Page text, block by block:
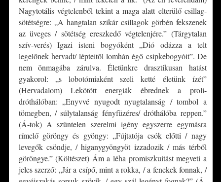
Nagytotális végtelenből tekint a maga alatt elterülő csillag-
sötétségre: „A hangtalan szikár csillagok görbén fekszenek
az üveges / sötétség ereszkedő végtelenjére.” (Tárgytalan
szív-verés) Igazi isteni bogyóként „Dió odázza a telt
legelőnek hervadt/ lépteitől lomhán égő csipkebogyóit”. De
nem önmagába zárulva. Életünkre drasztikusan hatást
gyakorol: „s lobotómiaként szeli ketté életünk ízét”
(Hervadalom) Lekötött energiák ébrednek a proli-
dróthálóban: „Enyvvé nyugodt nyugtalanság / tombol a
tömegben, / súlytalanság fényfüzéres/ dróthálóba reppen.”
(Á-tok) A szüntelen szerelmi igény egyszerre egymásra
rímelő göröngy és gyöngy: „Fújtatója csók előtti / nagy
levegők csöndje, / higanygyöngyöt izzadozik / más térből
göröngye.” (Költészet) Ám a léha promiszkuitást megveti a
jeles szerző: „Jár a csípő, mint a rokka, / a fenekek fonnak, /